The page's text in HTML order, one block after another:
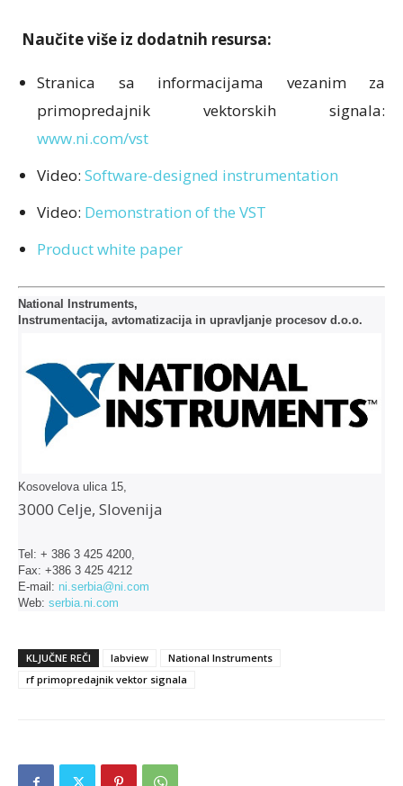
Naučite više iz dodatnih resursa:
Stranica sa informacijama vezanim za
primopredajnik vektorskih signala:
www.ni.com/vst
Video: Software-designed instrumentation
Video: Demonstration of the VST
Product white paper
National Instruments,
Instrumentacija, avtomatizacija in upravljanje procesov d.o.o.
Kosovelova ulica 15,
3000 Celje, Slovenija
Tel: + 386 3 425 4200,
Fax: +386 3 425 4212
E-mail: ni.serbia@ni.com
Web: serbia.ni.com
KLJUČNE REČI labview
National Instruments
rf primopredajnik vektor signala